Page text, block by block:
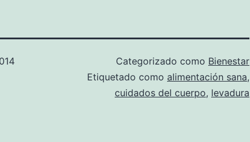
Categorizado como Bienestar
Etiquetado como alimentación sana,
cuidados del cuerpo, levadura